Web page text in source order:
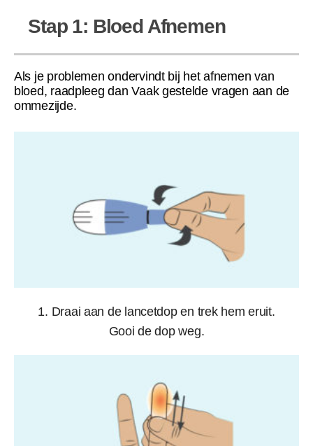
Stap 1: Bloed Afnemen
Als je problemen ondervindt bij het afnemen van
bloed, raadpleeg dan Vaak gestelde vragen aan de
ommezijde.
1. Draai aan de lancetdop en trek hem eruit.
Gooi de dop weg.